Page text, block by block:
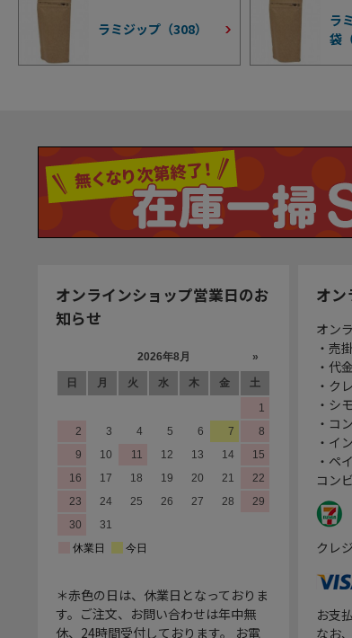
ラミジップ（308）
ラ
袋
オンラインショップ営業日のお
知らせ
＊赤色の日は、休業日となっておりま
す。ご注文、お問い合わせは年中無
休、24時間受付しております。 お電
オン
オン
・売
・代
・ク
・シ
・コ
・イ
・ペ
コン
クレ
お支
なお